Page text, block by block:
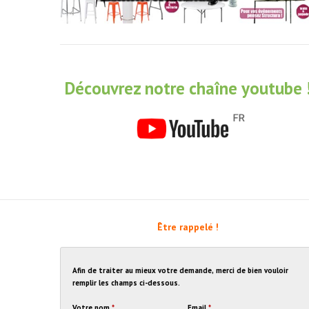
Découvrez notre chaîne youtube
Être rappelé !
Afin de traiter au mieux votre demande, merci de bien vouloir
remplir les champs ci-dessous.